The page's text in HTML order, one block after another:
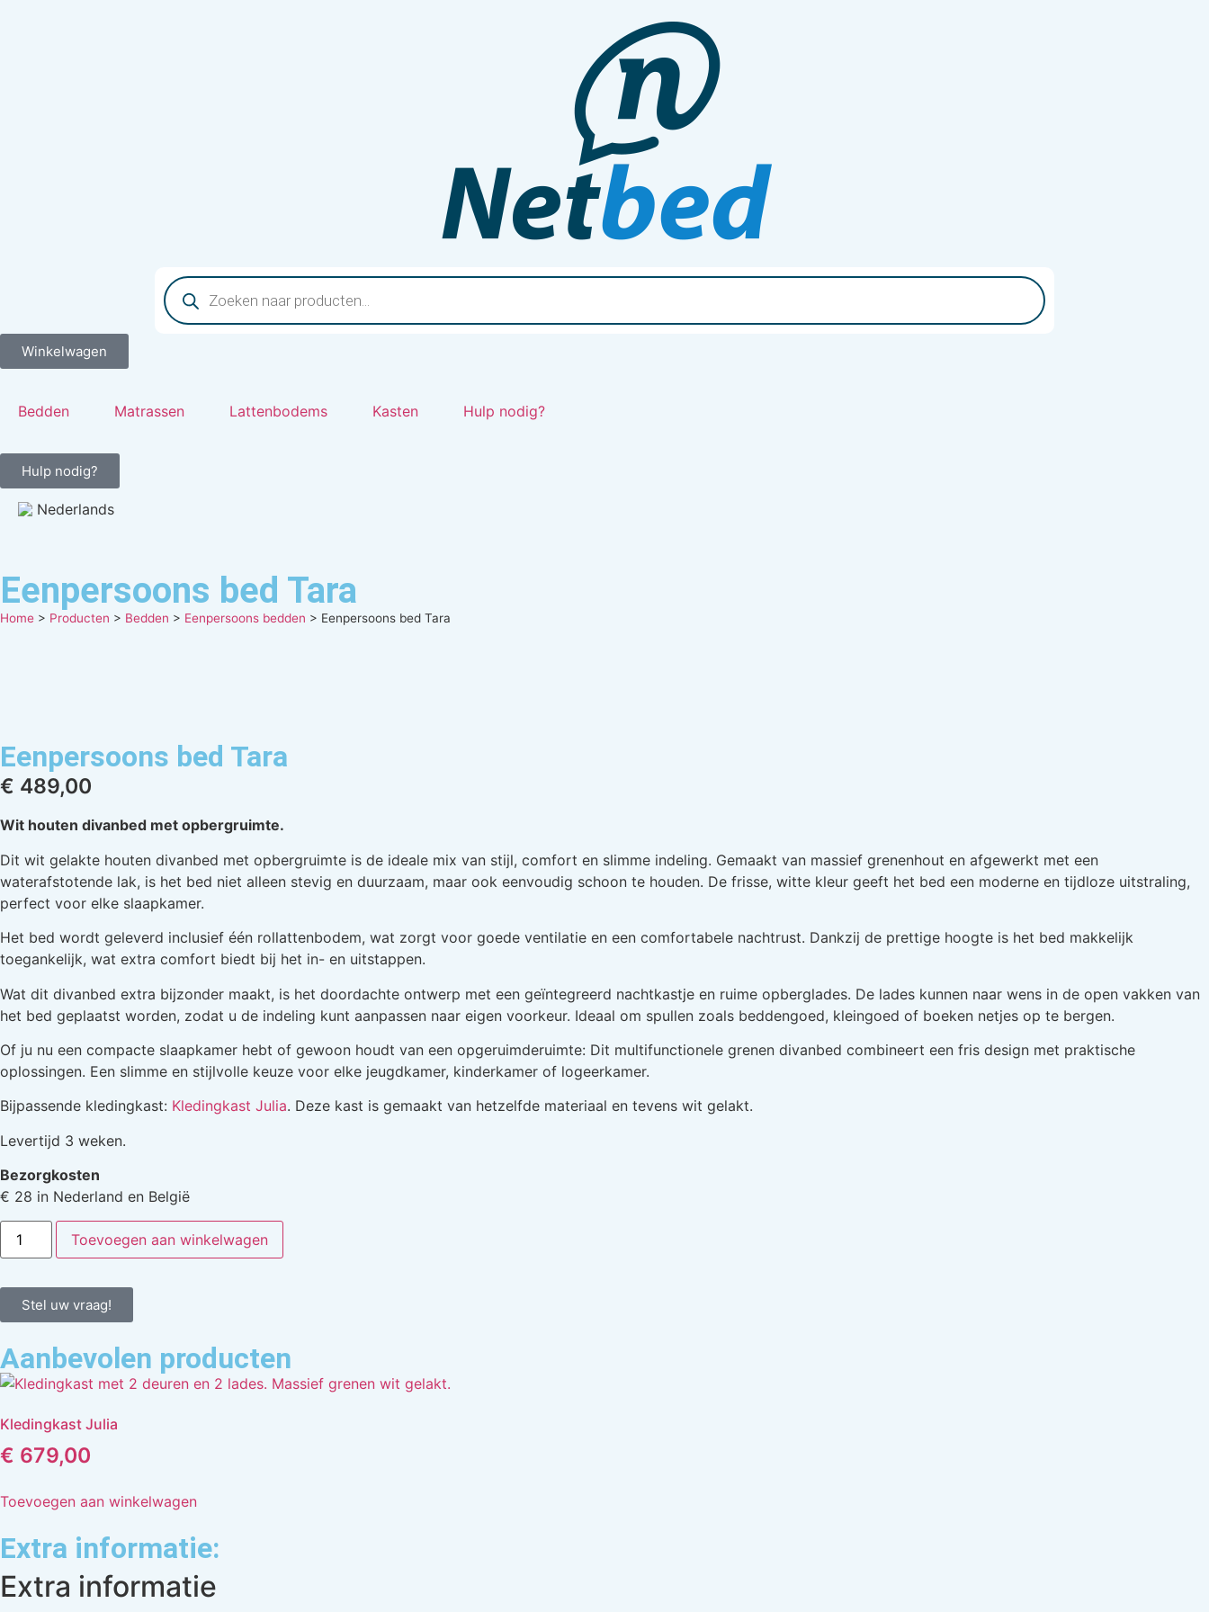
Winkelwagen
Bedden Matrassen Lattenbodems Kasten Hulp nodig?
Hulp nodig?
Nederlands
Eenpersoons bed Tara
Home > Producten > Bedden > Eenpersoons bedden > Eenpersoons bed Tara
Eenpersoons bed Tara
€ 489,00
Wit houten divanbed met opbergruimte.
Dit wit gelakte houten divanbed met opbergruimte is de ideale mix van stijl, comfort en slimme indeling. Gemaakt van massief grenenhout en afgewerkt met een
waterafstotende lak, is het bed niet alleen stevig en duurzaam, maar ook eenvoudig schoon te houden. De frisse, witte kleur geeft het bed een moderne en tijdloze uitstraling,
perfect voor elke slaapkamer.
Het bed wordt geleverd inclusief één rollattenbodem, wat zorgt voor goede ventilatie en een comfortabele nachtrust. Dankzij de prettige hoogte is het bed makkelijk
toegankelijk, wat extra comfort biedt bij het in- en uitstappen.
Wat dit divanbed extra bijzonder maakt, is het doordachte ontwerp met een geïntegreerd nachtkastje en ruime opberglades. De lades kunnen naar wens in de open vakken van
het bed geplaatst worden, zodat u de indeling kunt aanpassen naar eigen voorkeur. Ideaal om spullen zoals beddengoed, kleingoed of boeken netjes op te bergen.
Of ju nu een compacte slaapkamer hebt of gewoon houdt van een opgeruimderuimte: Dit multifunctionele grenen divanbed combineert een fris design met praktische
oplossingen. Een slimme en stijlvolle keuze voor elke jeugdkamer, kinderkamer of logeerkamer.
Bijpassende kledingkast: Kledingkast Julia. Deze kast is gemaakt van hetzelfde materiaal en tevens wit gelakt.
Levertijd 3 weken.
Bezorgkosten
€ 28 in Nederland en België
Toevoegen aan winkelwagen
Stel uw vraag!
Aanbevolen producten
Kledingkast Julia
€ 679,00
Toevoegen aan winkelwagen
Extra informatie:
Extra informatie